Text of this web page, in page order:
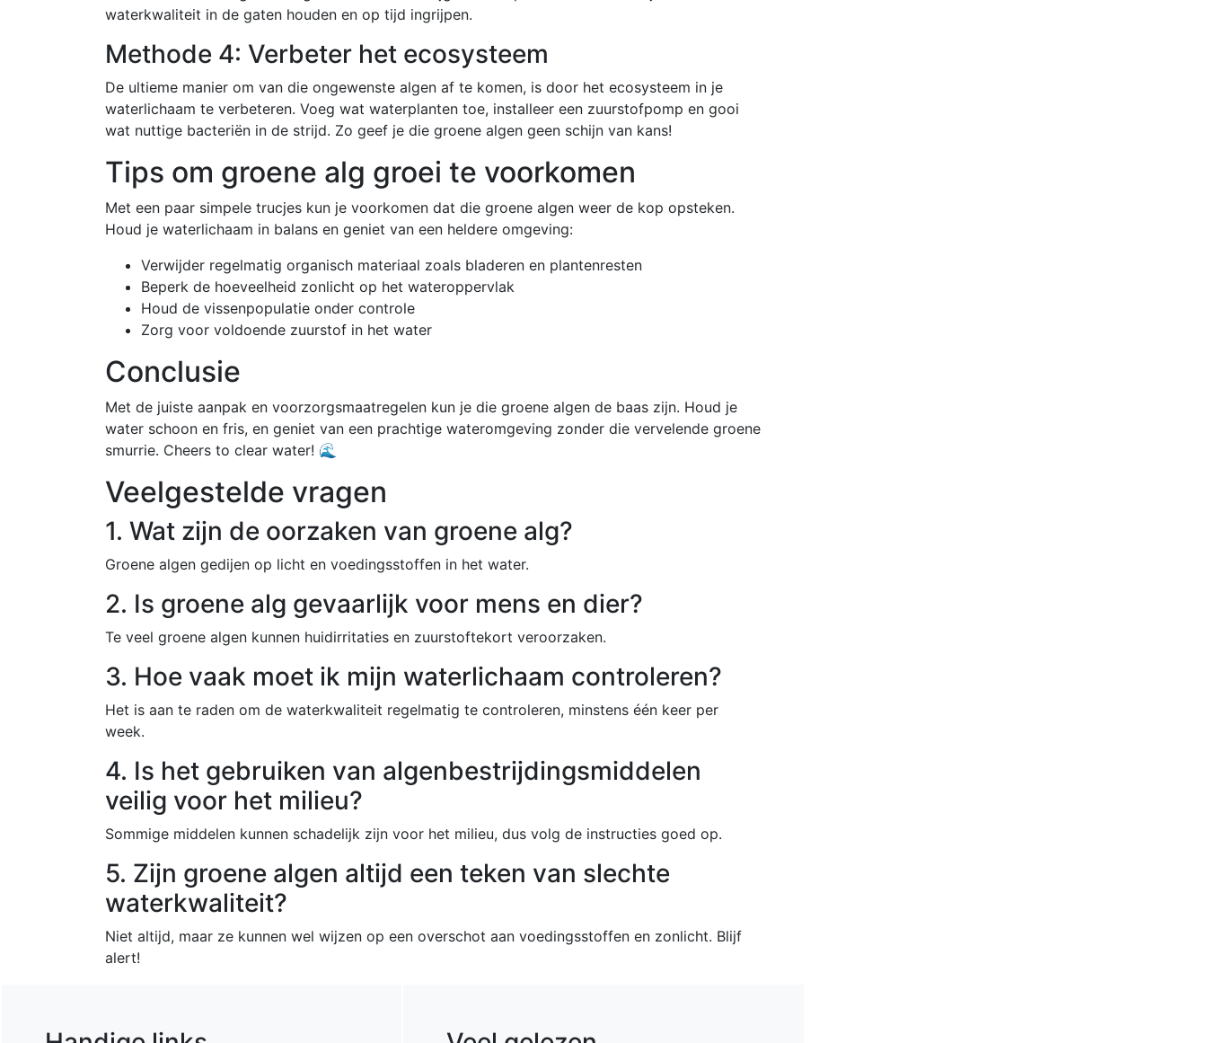
waterkwaliteit in de gaten houden en op tijd ingrijpen.
Methode 4: Verbeter het ecosysteem
De ultieme manier om van die ongewenste algen af te komen, is door het ecosysteem in je
waterlichaam te verbeteren. Voeg wat waterplanten toe, installeer een zuurstofpomp en gooi
wat nuttige bacteriën in de strijd. Zo geef je die groene algen geen schijn van kans!
Tips om groene alg groei te voorkomen
Met een paar simpele trucjes kun je voorkomen dat die groene algen weer de kop opsteken.
Houd je waterlichaam in balans en geniet van een heldere omgeving:
Verwijder regelmatig organisch materiaal zoals bladeren en plantenresten
Beperk de hoeveelheid zonlicht op het wateroppervlak
Houd de vissenpopulatie onder controle
Zorg voor voldoende zuurstof in het water
Conclusie
Met de juiste aanpak en voorzorgsmaatregelen kun je die groene algen de baas zijn. Houd je
water schoon en fris, en geniet van een prachtige wateromgeving zonder die vervelende groene
smurrie. Cheers to clear water! 🌊
Veelgestelde vragen
1. Wat zijn de oorzaken van groene alg?
Groene algen gedijen op licht en voedingsstoffen in het water.
2. Is groene alg gevaarlijk voor mens en dier?
Te veel groene algen kunnen huidirritaties en zuurstoftekort veroorzaken.
3. Hoe vaak moet ik mijn waterlichaam controleren?
Het is aan te raden om de waterkwaliteit regelmatig te controleren, minstens één keer per
week.
4. Is het gebruiken van algenbestrijdingsmiddelen
veilig voor het milieu?
Sommige middelen kunnen schadelijk zijn voor het milieu, dus volg de instructies goed op.
5. Zijn groene algen altijd een teken van slechte
waterkwaliteit?
Niet altijd, maar ze kunnen wel wijzen op een overschot aan voedingsstoffen en zonlicht. Blijf
alert!